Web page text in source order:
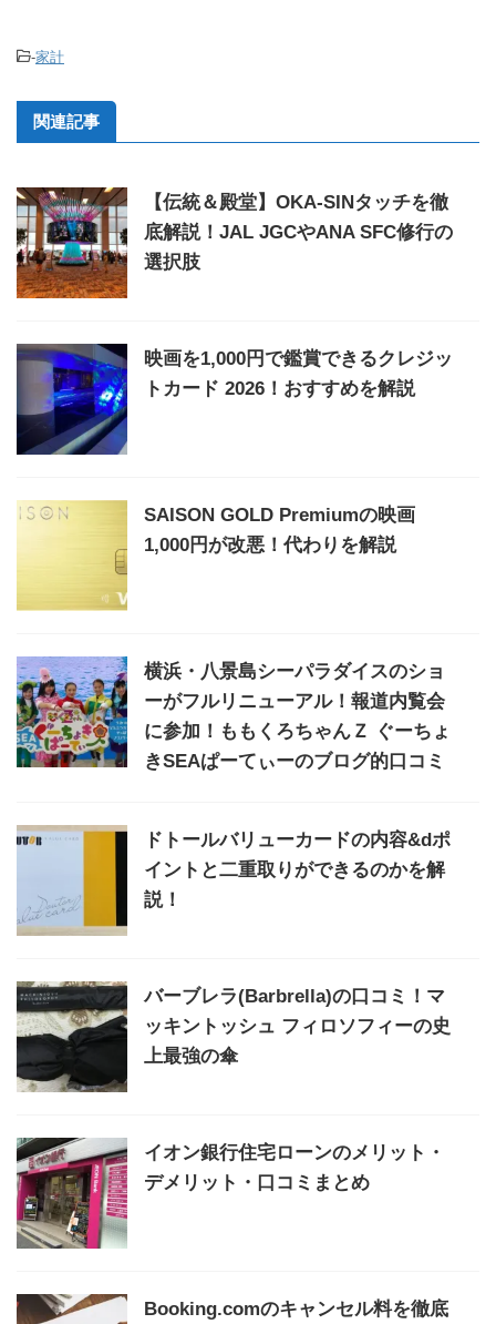
-家計
関連記事
【伝統＆殿堂】OKA-SINタッチを徹
底解説！JAL JGCやANA SFC修行の
選択肢
映画を1,000円で鑑賞できるクレジッ
トカード 2026！おすすめを解説
SAISON GOLD Premiumの映画
1,000円が改悪！代わりを解説
横浜・八景島シーパラダイスのショ
ーがフルリニューアル！報道内覧会
に参加！ももくろちゃんＺ ぐーちょ
きSEAぱーてぃーのブログ的口コミ
ドトールバリューカードの内容&dポ
イントと二重取りができるのかを解
説！
バーブレラ(Barbrella)の口コミ！マ
ッキントッシュ フィロソフィーの史
上最強の傘
イオン銀行住宅ローンのメリット・
デメリット・口コミまとめ
Booking.comのキャンセル料を徹底